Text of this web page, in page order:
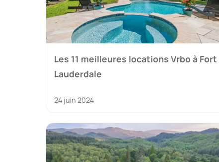
Les 11 meilleures locations Vrbo à Fort
Lauderdale
24 juin 2024